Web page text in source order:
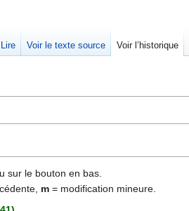
sur le bouton en bas.
m = modification mineure.
Lire Voir le texte source Voir l’historique